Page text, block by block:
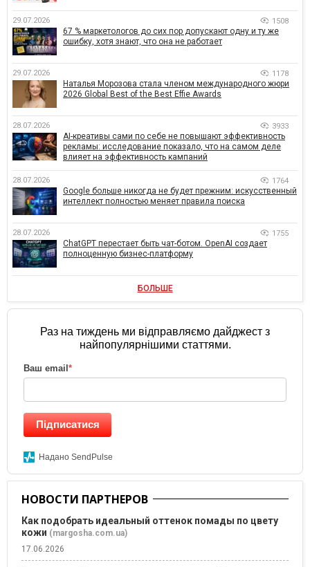
29.07.2026 1508
67 % маркетологов до сих пор допускают одну и ту же
ошибку, хотя знают, что она не работает
29.07.2026 1178
Наталья Морозова стала членом международного жюри
2026 Global Best of the Best Effie Awards
28.07.2026 3933
AI-креативы сами по себе не повышают эффективность
рекламы: исследование показало, что на самом деле
влияет на эффективность кампаний
28.07.2026 1764
Google больше никогда не будет прежним: искусственный
интеллект полностью меняет правила поиска
28.07.2026 1755
ChatGPT перестает быть чат-ботом. OpenAI создает
полноценную бизнес-платформу
БОЛЬШЕ
Раз на тиждень ми відправляємо дайджест з
найпопулярнішими статтями.
Ваш email *
Підписатися
Надано SendPulse
НОВОСТИ ПАРТНЕРОВ
Как подобрать идеальный оттенок помады по цвету
кожи (margosha.com.ua)
17.06.2026